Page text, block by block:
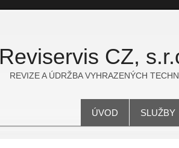
Reviservis CZ,
REVIZE A ÚDRŽBA VYHRAZENÝCH
ÚVOD SLUŽBY